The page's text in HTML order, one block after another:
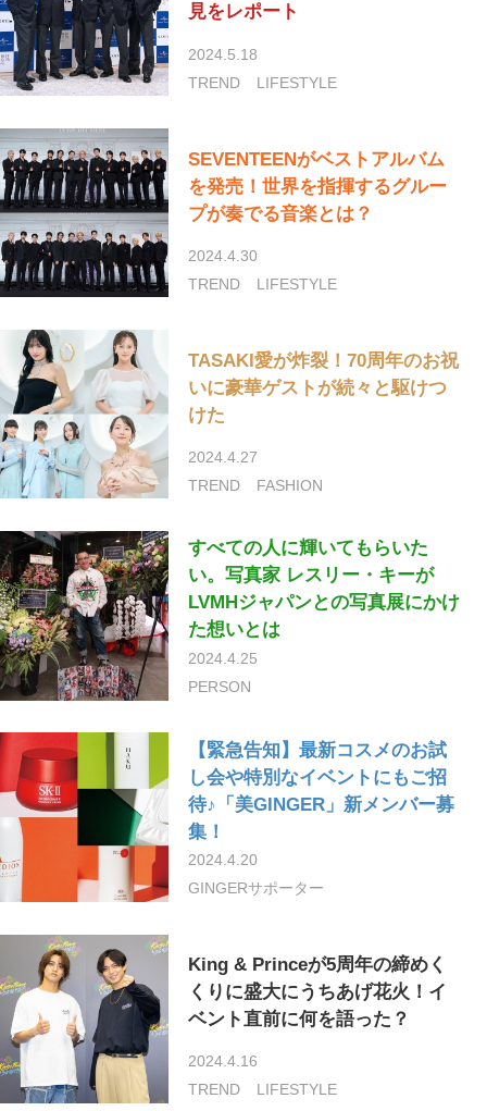
見をレポート
2024.5.18
TREND
LIFESTYLE
SEVENTEENがベストアルバム
を発売！世界を指揮するグルー
プが奏でる音楽とは？
2024.4.30
TREND
LIFESTYLE
TASAKI愛が炸裂！70周年のお祝
いに豪華ゲストが続々と駆けつ
けた
2024.4.27
TREND
FASHION
すべての人に輝いてもらいた
い。写真家 レスリー・キーが
LVMHジャパンとの写真展にかけ
た想いとは
2024.4.25
PERSON
【緊急告知】最新コスメのお試
し会や特別なイベントにもご招
待♪「美GINGER」新メンバー募
集！
2024.4.20
GINGERサポーター
King & Princeが5周年の締めく
くりに盛大にうちあげ花火！イ
ベント直前に何を語った？
2024.4.16
TREND
LIFESTYLE